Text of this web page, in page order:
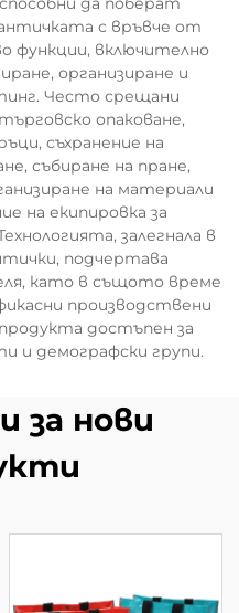
с връвче от
функции, включително
организиране и
Често срещани
опаковане,
съхранение на
събиране на пране,
на материали
на екипировка за
залегнала в
подчертава
като в същото време
производствени
достъпен за
и демографски групи.
за нови